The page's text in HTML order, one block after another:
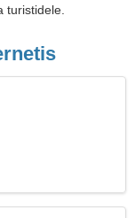
turistidele.